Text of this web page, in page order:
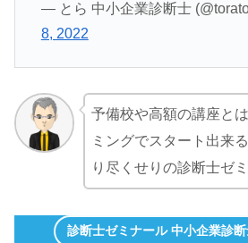
— とら 中小企業診断士
8, 2022
予備校や高額の講座と
ミングでスタート出来
り尽くせりの診断士ゼ
診断士ゼミナール 中小企業診断